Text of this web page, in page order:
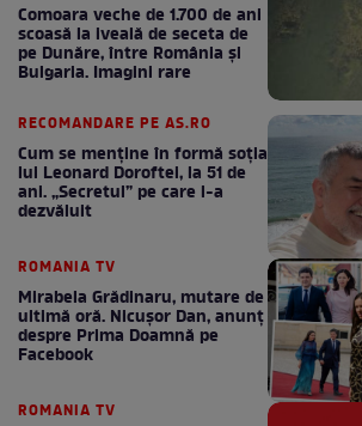
Comoara veche de 1.700 de ani
scoasă la iveală de seceta de
pe Dunăre, între România şi
Bulgaria. Imagini rare
RECOMANDARE PE AS.RO
Cum se menţine în formă soţia
lui Leonard Doroftei, la 51 de
ani. „Secretul” pe care l-a
dezvăluit
ROMANIA TV
Mirabela Grădinaru, mutare de
ultimă oră. Nicuşor Dan, anunţ
despre Prima Doamnă pe
Facebook
ROMANIA TV